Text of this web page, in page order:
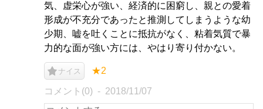
気、虚栄心が強い、経済的に困窮し、親との愛着
形成が不充分であったと推測してしまうような幼
少期、嘘を吐くことに抵抗がなく、粘着気質で暴
力的な面が強い方には、やはり寄り付かない。
ナイス ★2
コメント(0) 2018/11/07